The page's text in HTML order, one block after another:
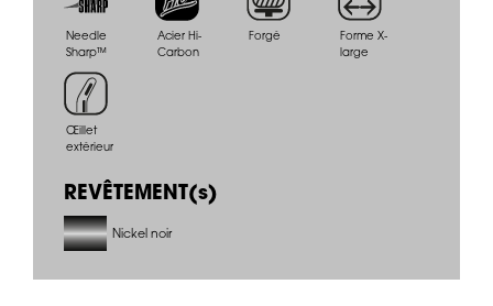
Needle
Sharp™
Acier Hi-
Carbon
Forgé
Forme X-
large
Œillet
extérieur
REVÊTEMENT(s)
Nickel noir